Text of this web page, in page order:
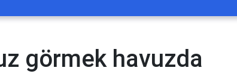
görmek havuzda